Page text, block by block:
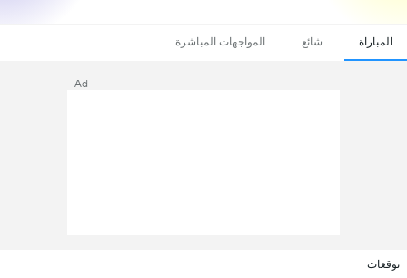
المباراة شائع المواجهات المباشرة
Ad
توقعات